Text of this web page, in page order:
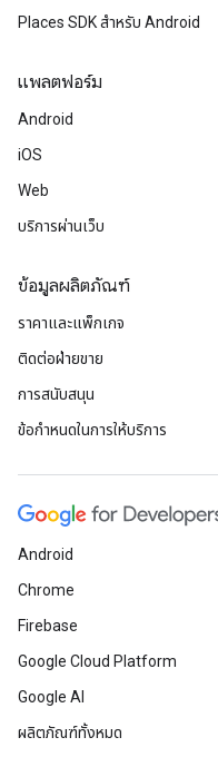
Places SDK สำหรับ Android
แพลตฟอร์ม
Android
iOS
Web
บริการผ่านเว็บ
ข้อมูลผลิตภัณฑ์
ราคาและแพ็กเกจ
ติดต่อฝ่ายขาย
การสนับสนุน
ข้อกำหนดในการให้บริการ
Android
Chrome
Firebase
Google Cloud Platform
Google AI
ผลิตภัณฑ์ทั้งหมด